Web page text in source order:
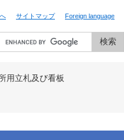
サイトマップ Foreign language
用立札及び看板